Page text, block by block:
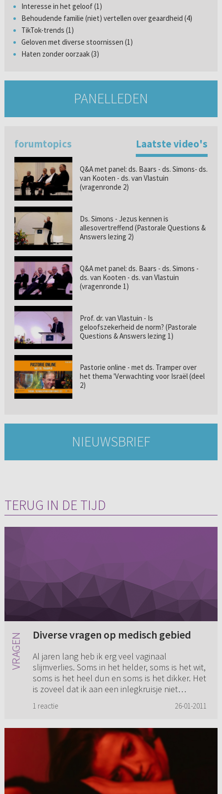
Interesse in het geloof (1)
Behoudende familie (niet) vertellen over geaardheid (4)
TikTok-trends (1)
Geloven met diverse stoornissen (1)
Haten zonder oorzaak (3)
PANELLEDEN
forumtopics Laatste video's
Q&A met panel: ds. Baars - ds. Simons- ds.
van Kooten - ds. van Vlastuin
(vragenronde 2)
Ds. Simons - Jezus kennen is
allesovertreffend (Pastorale Questions &
Answers lezing 2)
Q&A met panel: ds. Baars - ds. Simons -
ds. van Kooten - ds. van Vlastuin
(vragenronde 1)
Prof. dr. van Vlastuin - Is
geloofszekerheid de norm? (Pastorale
Questions & Answers lezing 1)
Pastorie online - met ds. Tramper over
het thema 'Verwachting voor Israël (deel
2)
NIEUWSBRIEF
TERUG IN DE TIJD
Diverse vragen op medisch gebied
Al jaren lang heb ik erg veel vaginaal
slijmverlies. Soms in het helder, soms is het wit,
soms is het heel dun en soms is het dikker. Het
is zoveel dat ik aan een inlegkruisje niet
1 reactie 26-01-2011